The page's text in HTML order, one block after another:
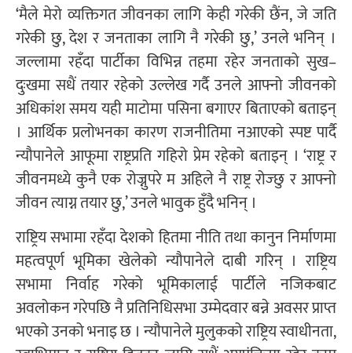
‘मैले मेरो व्यक्तिगत जीवनका लागि केही गरेकी छैंन, जे जति
गरेकी छु, देश र जनताका लागि नै गरेकी छु,’ उनले भनिन् ।
जल्लामा रहँदा पार्टीका विभिन्न तहमा रहेर जनताको सुख–
दुःखमा सधैं तयार रहेको उल्लेख गर्दै उनले आफ्नो जीवनको
अधिकांश समय यही माटोमा पसिना बगाएर बिताएको बताइन्
। आर्थिक प्रलोभनका कारण राजनीतिमा नआएको स्पष्ट पार्दै
न्यौपानेले आफूमा राष्ट्रप्रति गहिरो प्रेम रहेको बताइन् । ‘राष्ट्र र
जीवनमध्ये कुनै एक रोज्नुपरे म अहिले नै राष्ट्र रोज्छु र आफ्नो
जीवन त्याग्न तयार छु,’ उनले भावुक हुँदै भनिन् ।
राष्ट्रिय सभामा रहँदा देशको हितमा नीति तथा कानुन निर्माणमा
महत्वपूर्ण भूमिका खेलेको न्यौपानेले दाबी गरिन् । राष्ट्रिय
सभामा निर्वाह गरेको भूमिकालाई पार्टीले नजिकबाट
अवलोकन गरेपछि नै प्रतिनिधिसभा उम्मेदवार बन्ने अवसर प्राप्त
भएको उनको भनाइ छ । न्यौपानेले मुलुकको राष्ट्रिय स्वाधीनता,